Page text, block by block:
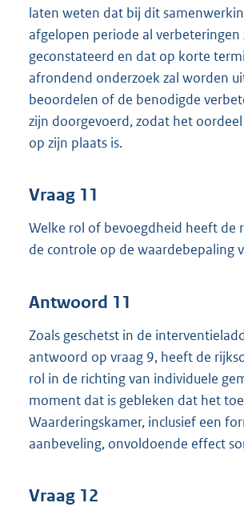
laten weten dat bij dit
afgelopen periode al verbeteringen
geconstateerd en dat op korte
afrondend onderzoek zal worden
beoordelen of de benodigde
zijn doorgevoerd, zodat het
op zijn plaats is.
Vraag 11
Welke rol of bevoegdheid heeft de
de controle op de waardebepaling
Antwoord 11
Zoals geschetst in de
antwoord op vraag 9, heeft de
rol in de richting van individuele
moment dat is gebleken dat het
Waarderingskamer, inclusief een
aanbeveling, onvoldoende effect
Vraag 12